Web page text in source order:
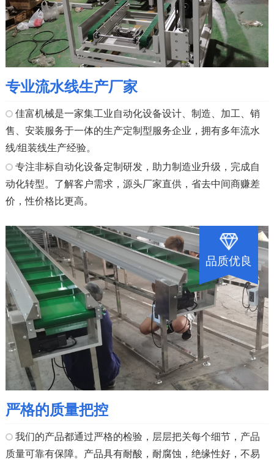
专业流水线生产厂家
佳富机械是一家集工业自动化设备设计、制造、加工、销
售、安装服务于一体的生产定制型服务企业，拥有多年流水
线/组装线生产经验。
专注非标自动化设备定制研发，助力制造业升级，完成自
动化转型。了解客户需求，源头厂家直供，省去中间商赚差
价，性价格比更高。
品质优良
严格的质量把控
我们的产品都通过严格的检验，层层把关每个细节，产品
质量可靠有保障。产品具有耐酸，耐腐蚀，绝缘性好，不易